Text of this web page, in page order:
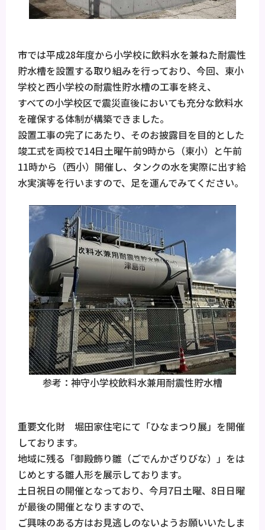
市では平成28年度から小学校に飲料水を兼ねた耐震性
貯水槽を設置する取り組みを行っており、今回、東小
学校と西小学校の耐震性貯水槽の工事を終え、
すべての小学校区で震災直後においても充分な飲料水
を確保する体制が構築できました。
設置工事の完了にあたり、そのお披露目を目的とした
竣工式を両校で14日土曜午前9時から（東小）と午前
11時から（西小）開催し、タンクの水を実際に出す給
水実演等を行いますので、足を運んでみてください。
参考：神守小学校飲料水兼用耐震性貯水槽
重要文化財 堀田家住宅にて「ひなまつり展」を開催
しております。
地域に残る「御殿飾り雛（ごでんかざりびな）」をは
じめとする雛人形を展示しております。
土日祝日の開催となっており、今月7日土曜、8日日曜
が最後の開催となりますので、
ご興味のある方はお見逃しのないようお願いいたしま